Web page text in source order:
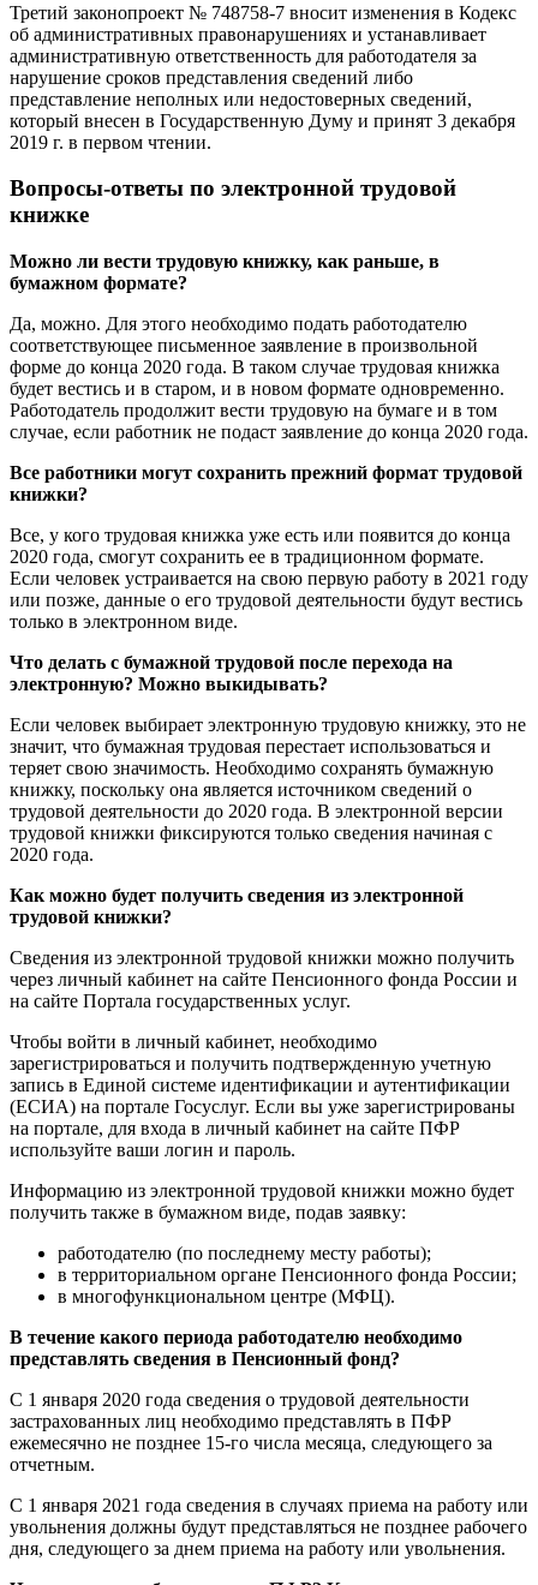
Третий законопроект № 748758-7 вносит изменения в Кодекс
об административных правонарушениях и устанавливает
административную ответственность для работодателя за
нарушение сроков представления сведений либо
представление неполных или недостоверных сведений,
который внесен в Государственную Думу и принят 3 декабря
2019 г. в первом чтении.
Вопросы-ответы по электронной трудовой
книжке
Можно ли вести трудовую книжку, как раньше, в
бумажном формате?
Да, можно. Для этого необходимо подать работодателю
соответствующее письменное заявление в произвольной
форме до конца 2020 года. В таком случае трудовая книжка
будет вестись и в старом, и в новом формате одновременно.
Работодатель продолжит вести трудовую на бумаге и в том
случае, если работник не подаст заявление до конца 2020 года.
Все работники могут сохранить прежний формат трудовой
книжки?
Все, у кого трудовая книжка уже есть или появится до конца
2020 года, смогут сохранить ее в традиционном формате.
Если человек устраивается на свою первую работу в 2021 году
или позже, данные о его трудовой деятельности будут вестись
только в электронном виде.
Что делать с бумажной трудовой после перехода на
электронную? Можно выкидывать?
Если человек выбирает электронную трудовую книжку, это не
значит, что бумажная трудовая перестает использоваться и
теряет свою значимость. Необходимо сохранять бумажную
книжку, поскольку она является источником сведений о
трудовой деятельности до 2020 года. В электронной версии
трудовой книжки фиксируются только сведения начиная с
2020 года.
Как можно будет получить сведения из электронной
трудовой книжки?
Сведения из электронной трудовой книжки можно получить
через личный кабинет на сайте Пенсионного фонда России и
на сайте Портала государственных услуг.
Чтобы войти в личный кабинет, необходимо
зарегистрироваться и получить подтвержденную учетную
запись в Единой системе идентификации и аутентификации
(ЕСИА) на портале Госуслуг. Если вы уже зарегистрированы
на портале, для входа в личный кабинет на сайте ПФР
используйте ваши логин и пароль.
Информацию из электронной трудовой книжки можно будет
получить также в бумажном виде, подав заявку:
работодателю (по последнему месту работы);
в территориальном органе Пенсионного фонда России;
в многофункциональном центре (МФЦ).
В течение какого периода работодателю необходимо
представлять сведения в Пенсионный фонд?
С 1 января 2020 года сведения о трудовой деятельности
застрахованных лиц необходимо представлять в ПФР
ежемесячно не позднее 15-го числа месяца, следующего за
отчетным.
С 1 января 2021 года сведения в случаях приема на работу или
увольнения должны будут представляться не позднее рабочего
дня, следующего за днем приема на работу или увольнения.